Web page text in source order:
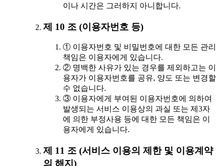
이나 시간은 그러하지 아니합니다.
제 10 조 (이용자번호 등)
① 이용자번호 및 비밀번호에 대한 모든 관리
책임은 이용자에게 있습니다.
② 명백한 사유가 있는 경우를 제외하고는 이
용자가 이용자번호를 공유, 양도 또는 변경할
수 없습니다.
③ 이용자에게 부여된 이용자번호에 의하여
발생되는 서비스 이용상의 과실 또는 제3자
에 의한 부정사용 등에 대한 모든 책임은 이
용자에게 있습니다.
제 11 조 (서비스 이용의 제한 및 이용계약
의 해지)